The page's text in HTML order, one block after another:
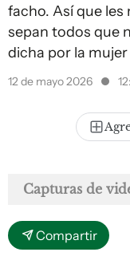
facho. Así que
sepan todos que
dicha por la
12 de mayo 2026
Capturas de
Compartir